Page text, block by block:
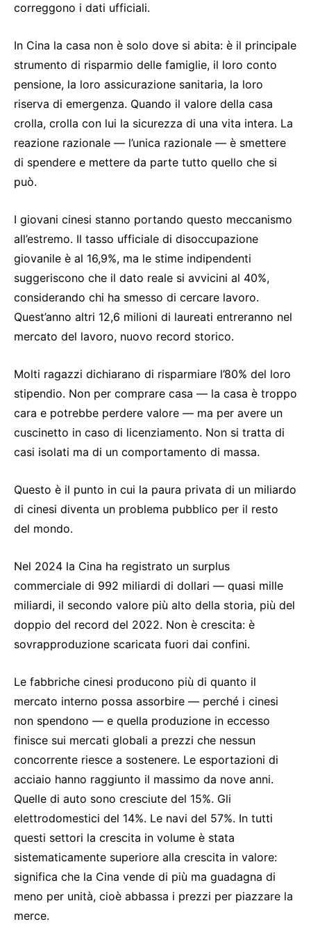
correggono i dati ufficiali.
In Cina la casa non è solo dove si abita: è il principale
strumento di risparmio delle famiglie, il loro conto
pensione, la loro assicurazione sanitaria, la loro
riserva di emergenza. Quando il valore della casa
crolla, crolla con lui la sicurezza di una vita intera. La
reazione razionale — l’unica razionale — è smettere
di spendere e mettere da parte tutto quello che si
può.
I giovani cinesi stanno portando questo meccanismo
all’estremo. Il tasso ufficiale di disoccupazione
giovanile è al 16,9%, ma le stime indipendenti
suggeriscono che il dato reale si avvicini al 40%,
considerando chi ha smesso di cercare lavoro.
Quest’anno altri 12,6 milioni di laureati entreranno nel
mercato del lavoro, nuovo record storico.
Molti ragazzi dichiarano di risparmiare l’80% del loro
stipendio. Non per comprare casa — la casa è troppo
cara e potrebbe perdere valore — ma per avere un
cuscinetto in caso di licenziamento. Non si tratta di
casi isolati ma di un comportamento di massa.
Questo è il punto in cui la paura privata di un miliardo
di cinesi diventa un problema pubblico per il resto
del mondo.
Nel 2024 la Cina ha registrato un surplus
commerciale di 992 miliardi di dollari — quasi mille
miliardi, il secondo valore più alto della storia, più del
doppio del record del 2022. Non è crescita: è
sovrapproduzione scaricata fuori dai confini.
Le fabbriche cinesi producono più di quanto il
mercato interno possa assorbire — perché i cinesi
non spendono — e quella produzione in eccesso
finisce sui mercati globali a prezzi che nessun
concorrente riesce a sostenere. Le esportazioni di
acciaio hanno raggiunto il massimo da nove anni.
Quelle di auto sono cresciute del 15%. Gli
elettrodomestici del 14%. Le navi del 57%. In tutti
questi settori la crescita in volume è stata
sistematicamente superiore alla crescita in valore:
significa che la Cina vende di più ma guadagna di
meno per unità, cioè abbassa i prezzi per piazzare la
merce.